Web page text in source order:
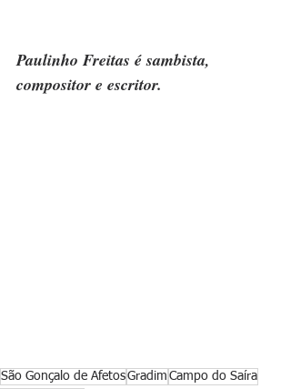
Paulinho Freitas é sambista,
compositor e escritor.
São Gonçalo de AfetosGradim Campo do Saíra